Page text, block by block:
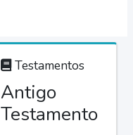
Testamentos
Antigo
Testamento